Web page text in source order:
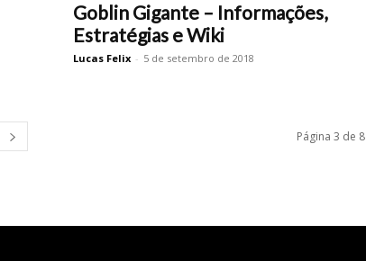
Goblin Gigante – Informações,
Estratégias e Wiki
Lucas Felix - 5 de setembro de 2018
Página 3 de 8